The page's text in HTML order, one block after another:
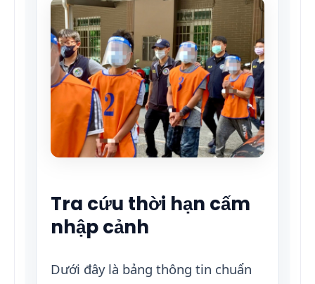
Tra cứu thời hạn cấm
nhập cảnh
Dưới đây là bảng thông tin chuẩn